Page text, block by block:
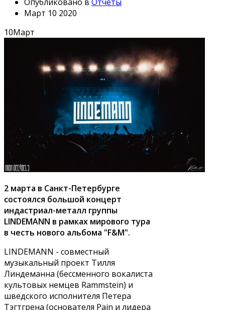
Опубликовано в Отчеты
Март 10 2020
10Март
2 марта в Санкт-Петербурге
состоялся большой концерт
индастриал-металл группы
LINDEMANN в рамках мирового тура
в честь нового альбома "F&M".
LINDEMANN - совместный
музыкальный проект Тилля
Линдеманна (бессменного вокалиста
культовых немцев Rammstein) и
шведского исполнителя Петера
Тэгтгрена (основателя Pain и лидера